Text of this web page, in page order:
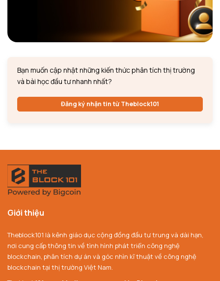
Bạn muốn cập nhật những kiến thức phân tích thị trường
và bài học đầu tư nhanh nhất?
Đăng ký nhận tin từ Theblock101
Giới thiệu
Theblock101 là kênh giáo dục cộng đồng đầu tư trung và dài hạn,
nơi cung cấp thông tin về tình hình phát triển công nghệ
blockchain, phân tích dự án và góc nhìn kĩ thuật về công nghệ
blockchain tại thị trường Việt Nam.